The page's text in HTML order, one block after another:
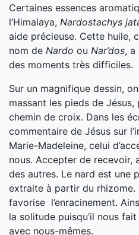
Certaines essences
l’Himalaya, Nardostachys
aide précieuse. Cette huile,
nom de Nardo ou Nar’dos, a
des moments très difficiles.
Sur un magnifique dessin,
massant les pieds de
chemin de croix. Dans les
commentaire de Jésus sur
Marie-Madeleine, celui
nous. Accepter de recevoir,
des autres. Le nard est une
extraite à partir du rhizome.
favorise l’enracinement.
la solitude puisqu’il nous
avec nous-mêmes.